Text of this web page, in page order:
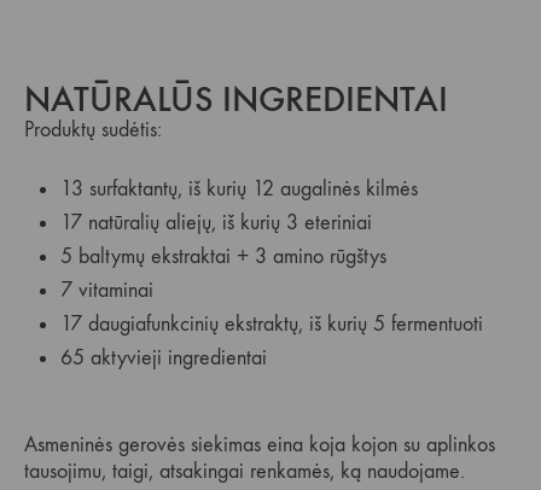
NATŪRALŪS INGREDIENTAI
Produktų sudėtis:
13 surfaktantų, iš kurių 12 augalinės kilmės
17 natūralių aliejų, iš kurių 3 eteriniai
5 baltymų ekstraktai + 3 amino rūgštys
7 vitaminai
17 daugiafunkcinių ekstraktų, iš kurių 5 fermentuoti
65 aktyvieji ingredientai
Asmeninės gerovės siekimas eina koja kojon su aplinkos
tausojimu, taigi, atsakingai renkamės, ką naudojame.